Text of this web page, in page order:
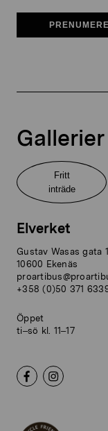
Gallerier
Fritt
inträde
Elverket
Gustav Wasas gata
10600 Ekenäs
+358 (0)50 371
Öppet
ti–sö kl. 11–17